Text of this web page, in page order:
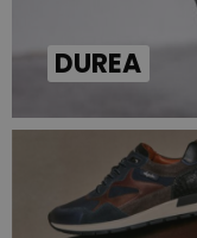
DUREA